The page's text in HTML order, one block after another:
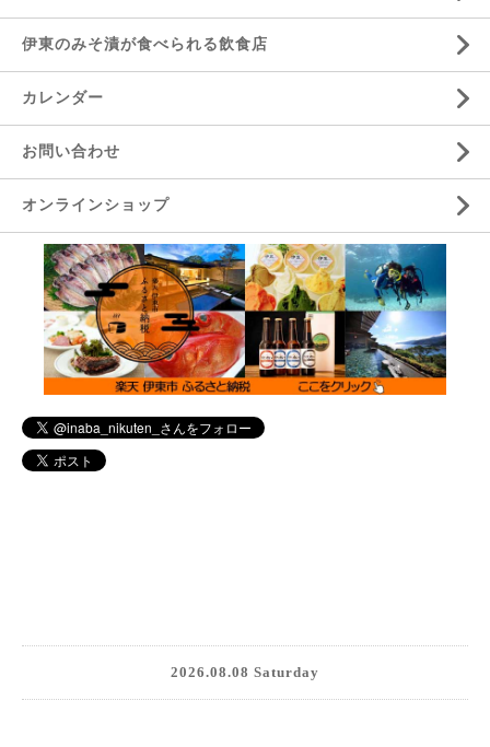
伊東のみそ漬が食べられる飲食店
カレンダー
お問い合わせ
オンラインショップ
2026.08.08 Saturday